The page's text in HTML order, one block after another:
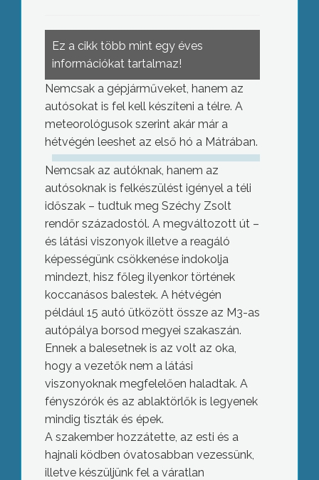
Ez a cikk több mint egy éves
információkat tartalmaz!
Nemcsak a gépjárműveket, hanem az
autósokat is fel kell készíteni a télre. A
meteorológusok szerint akár már a
hétvégén leeshet az első hó a Mátrában.
Nemcsak az autóknak, hanem az
autósoknak is felkészülést igényel a téli
időszak – tudtuk meg Széchy Zsolt
rendőr századostól. A megváltozott út –
és látási viszonyok illetve a reagáló
képességünk csökkenése indokolja
mindezt, hisz főleg ilyenkor történek
koccanásos balestek. A hétvégén
például 15 autó ütközött össze az M3-as
autópálya borsod megyei szakaszán.
Ennek a balesetnek is az volt az oka,
hogy a vezetők nem a látási
viszonyoknak megfelelően haladtak. A
fényszórók és az ablaktörlők is legyenek
mindig tiszták és épek.
A szakember hozzátette, az esti és a
hajnali ködben óvatosabban vezessünk,
illetve készüljünk fel a váratlan